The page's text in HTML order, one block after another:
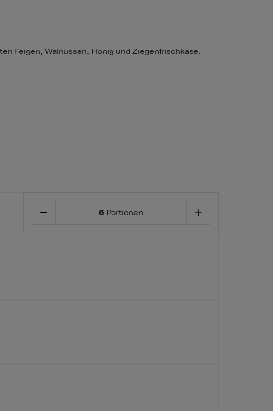
Feigen, Walnüssen, Honig und Ziegenfrischkäse.
6Portionen